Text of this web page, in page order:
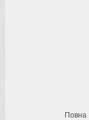
Повна